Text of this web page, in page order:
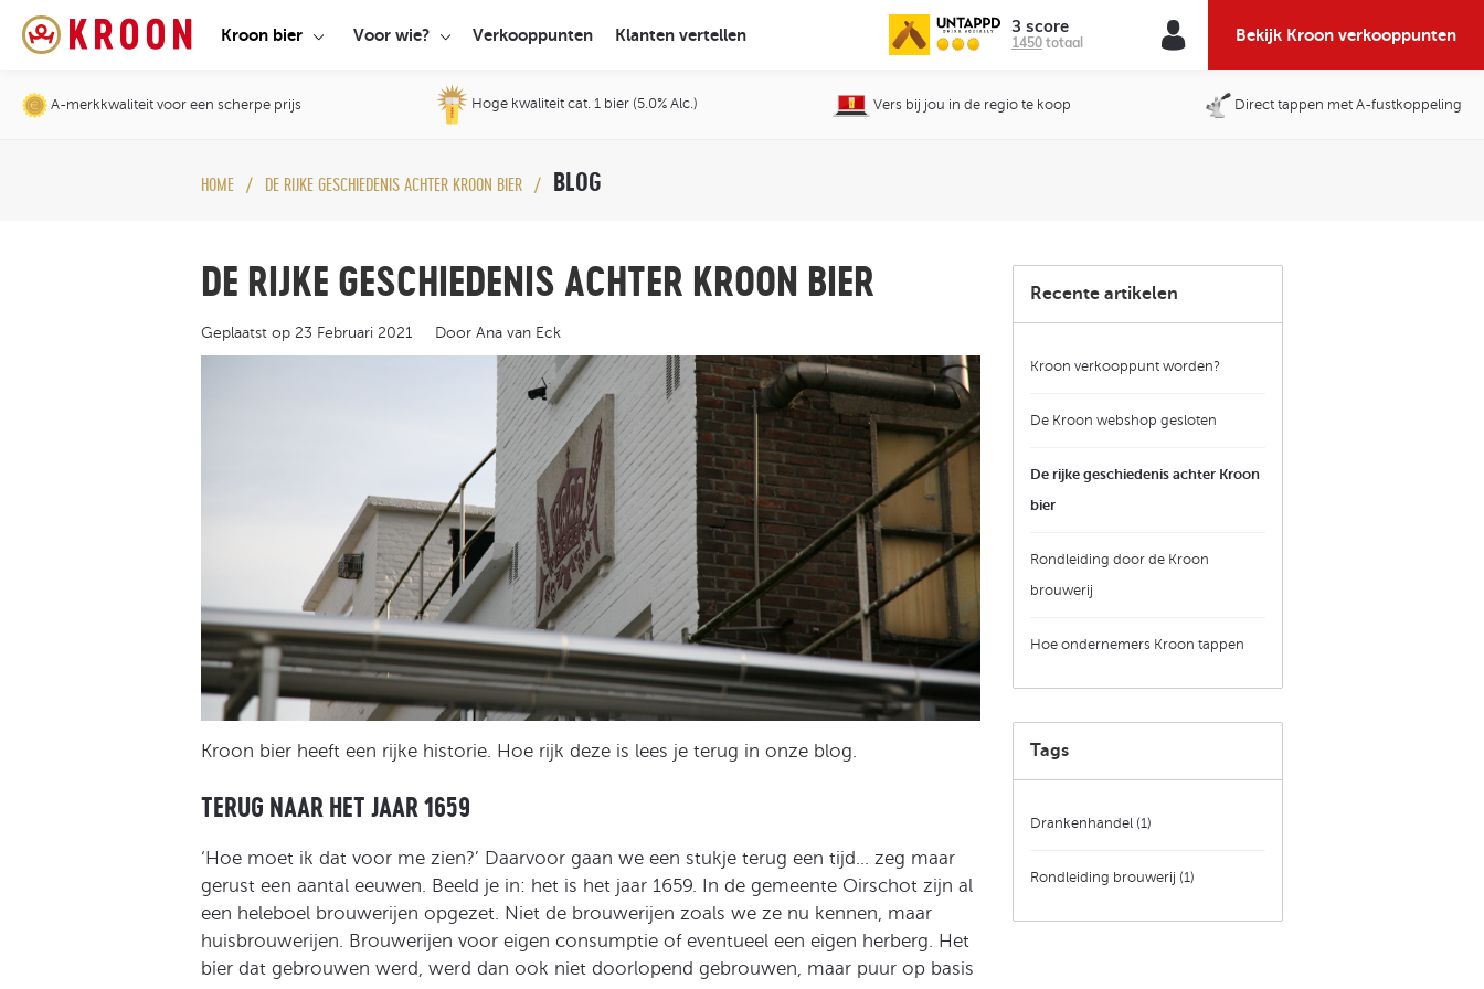
Kroon bier Voor wie? Verkooppunten Klanten vertellen 3 score
1450 totaal Bekijk Kroon verkooppunten
A-merkkwaliteit voor een scherpe prijs Hoge kwaliteit cat. 1 bier (5.0% Alc.) Vers bij jou in de regio te koop Direct tappen met A-fustkoppeling
HOME DE RIJKE GESCHIEDENIS ACHTER KROON BIER BLOG
DE RIJKE GESCHIEDENIS ACHTER KROON BIER
Geplaatst op 23 Februari 2021 Door Ana van Eck
Kroon bier heeft een rijke historie. Hoe rijk deze is lees je terug in onze blog.
TERUG NAAR HET JAAR 1659
‘Hoe moet ik dat voor me zien?’ Daarvoor gaan we een stukje terug een tijd… zeg maar
gerust een aantal eeuwen. Beeld je in: het is het jaar 1659. In de gemeente Oirschot zijn al
een heleboel brouwerijen opgezet. Niet de brouwerijen zoals we ze nu kennen, maar
huisbrouwerijen. Brouwerijen voor eigen consumptie of eventueel een eigen herberg. Het
bier dat gebrouwen werd, werd dan ook niet doorlopend gebrouwen, maar puur op basis
Recente artikelen
Kroon verkooppunt worden?
De Kroon webshop gesloten
De rijke geschiedenis achter Kroon
bier
Rondleiding door de Kroon
brouwerij
Hoe ondernemers Kroon tappen
Tags
Drankenhandel (1)
Rondleiding brouwerij (1)